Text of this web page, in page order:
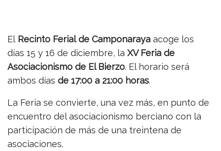
El Recinto Ferial de Camponaraya acoge los
días 15 y 16 de diciembre, la XV Feria de
Asociacionismo de El Bierzo. El horario será
ambos días de 17:00 a 21:00 horas.
La Feria se convierte, una vez más, en punto de
encuentro del asociacionismo berciano con la
participación de más de una treintena de
asociaciones.